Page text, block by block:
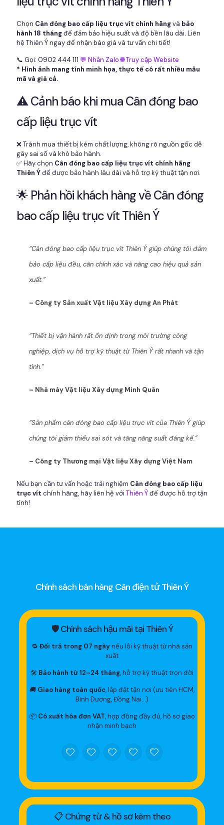
Chọn Cân đóng bao cấp liệu trục vít chính hãngvà bảo
hành 18 thángđể đảm bảo hiệu suất và độ bền lâu dài. Liên
hệ Thiên Ý ngay để nhận báo giá và tư vấn chi tiết!
📞 Gọi: 0902 444 111 💬 Nhắn Zalo 🌐 Truy cập Website
* Hình ảnh mang tính minh họa, thực tế có rất nhiều mẫu
mã và giá cả.
⚠️ Cảnh báo khi mua Cân đóng bao
cấp liệu trục vít
❌ Tránh mua thiết bị kém chất lượng, không rõ nguồn gốc dễ
gây sai số và khó bảo hành.
✅ Hãy chọn Cân đóng bao cấp liệu trục vít chính hãng
Thiên Ýđể được bảo hành lâu dài và hỗ trợ kỹ thuật tận nơi.
🌟 Phản hồi khách hàng về Cân đóng
bao cấp liệu trục vít Thiên Ý
“Cân đóng bao cấp liệu trục vít Thiên Ý giúp chúng tôi đảm
bảo cấp liệu đều, cân chính xác và nâng cao hiệu quả sản
xuất.”
– Công ty Sản xuất Vật liệu Xây dựng An Phát
“Thiết bị vận hành rất ổn định trong môi trường công
nghiệp, dịch vụ hỗ trợ kỹ thuật từ Thiên Ý rất nhanh và tận
tình.”
– Nhà máy Vật liệu Xây dựng Minh Quân
“Sản phẩm cân đóng bao cấp liệu trục vít của Thiên Ý giúp
chúng tôi giảm thiểu sai sót và tăng năng suất đáng kể.”
– Công ty Thương mại Vật liệu Xây dựng Việt Nam
Nếu bạn cần tư vấn hoặc trải nghiệm Cân đóng bao cấp liệu
trục vít chính hãng, hãy liên hệ với Thiên Ýđể được hỗ trợ tận
tình!
Chính sách bán hàng Cân điện tử Thiên Ý
🛡 Chính sách hậu mãi tại Thiên Ý
🔁 Đổi trả trong 07 ngàynếu lỗi kỹ thuật từ nhà sản
xuất
🛠 Bảo hành từ 12–24 tháng, hỗ trợ kỹ thuật trọn đời
🚚 Giao hàng toàn quốc, lắp đặt tận nơi (ưu tiên HCM,
Bình Dương, Đồng Nai…)
📦 Có xuất hóa đơn VAT, hợp đồng đầy đủ, hồ sơ giao
nhận minh bạch
📋 Chứng từ & hồ sơ kèm theo